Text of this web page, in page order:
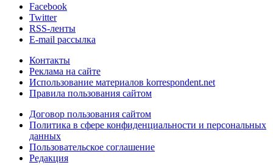
Facebook
Twitter
RSS-ленты
E-mail рассылка
Контакты
Реклама на сайте
Использование материалов korrespondent.net
Правила пользования сайтом
Договор пользования сайтом
Политика в сфере конфиденциальности и персональных
данных
Пользовательское соглашение
Редакция